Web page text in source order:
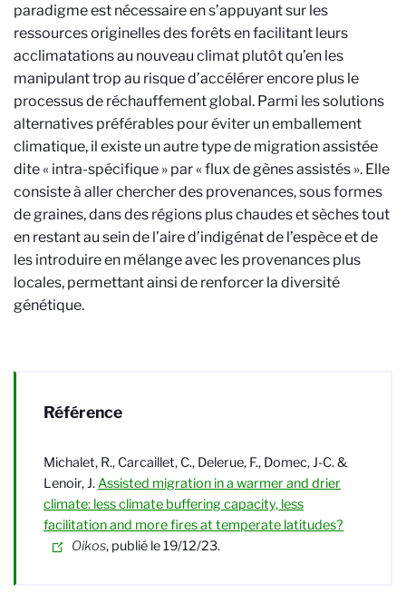
paradigme est nécessaire en s’appuyant sur les
ressources originelles des forêts en facilitant leurs
acclimatations au nouveau climat plutôt qu’en les
manipulant trop au risque d’accélérer encore plus le
processus de réchauffement global. Parmi les solutions
alternatives préférables pour éviter un emballement
climatique, il existe un autre type de migration assistée
dite « intra-spécifique » par « flux de gènes assistés ». Elle
consiste à aller chercher des provenances, sous formes
de graines, dans des régions plus chaudes et sèches tout
en restant au sein de l’aire d’indigénat de l’espèce et de
les introduire en mélange avec les provenances plus
locales, permettant ainsi de renforcer la diversité
génétique.
Référence
Michalet, R., Carcaillet, C., Delerue, F., Domec, J-C. &
Lenoir, J.Assisted migration in a warmer and drier
climate: less climate buffering capacity, less
facilitation and more fires at temperate latitudes?
Oikos, publié le 19/12/23.